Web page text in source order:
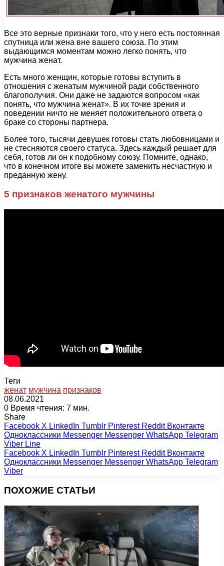
Все это верные признаки того, что у него есть постоянная
спутница или жена вне вашего союза. По этим
выдающимся моментам можно легко понять, что
мужчина женат.
Есть много женщин, которые готовы вступить в
отношения с женатым мужчиной ради собственного
благополучия. Они даже не задаются вопросом «как
понять, что мужчина женат». В их точке зрения и
поведении ничто не меняет положительного ответа о
браке со стороны партнера.
Более того, тысячи девушек готовы стать любовницами и
не стесняются своего статуса. Здесь каждый решает для
себя, готов ли он к подобному союзу. Помните, однако,
что в конечном итоге вы можете заменить несчастную и
преданную жену.
5 признаков женатого мужчины
Теги
женат мужчина признаков
08.06.2021
0 Время чтения: 7 мин.
Share
Facebook X LinkedIn Tumblr Pinterest Reddit Вконтакте
Одноклассники Messenger Messenger WhatsApp Telegram
Viber Line
Facebook X LinkedIn Tumblr Pinterest Reddit Вконтакте
Одноклассники Messenger Messenger WhatsApp Telegram
Viber
ПОХОЖИЕ СТАТЬИ